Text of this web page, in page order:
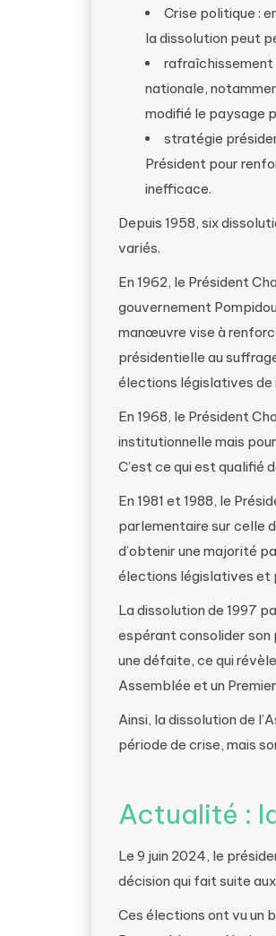
Crise politique :
la dissolution peut
rafraîchissement
nationale,
modifié le paysage
stratégie
Président pour
inefficace​​.
Depuis 1958, six
variés.
En 1962, le Président
gouvernement
manœuvre vise à
présidentielle au
élections législatives de
En 1968, le Président
institutionnelle mais
C’est ce qui est qualifié
En 1981 et 1988, le
parlementaire sur celle
d’obtenir une majorité
élections législatives et
La dissolution de 1997
espérant consolider
une défaite, ce qui
Assemblée et un
Ainsi, la dissolution de
période de crise, mais
Actualité :
Le 9 juin 2024, le
décision qui fait suite
Ces élections ont vu un